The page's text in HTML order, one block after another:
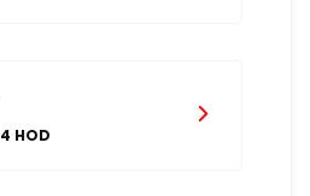
4 HOD